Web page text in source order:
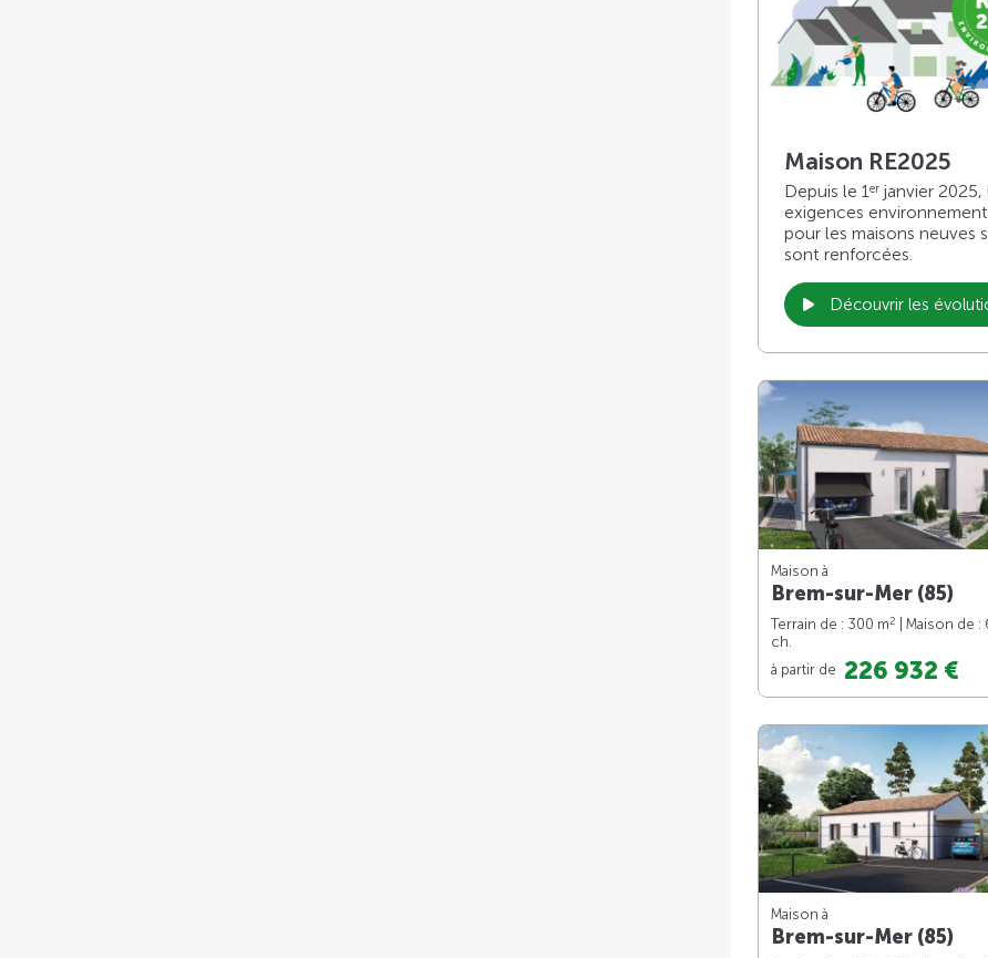
Maison RE2025
Depuis le 1 er janvier 2025,
exigences
pour les maisons neuves
sont renforcées.
Découvrir les
Maison à
Brem-sur-Mer (85)
Terrain de : 300 m2 | Maison de :
ch.
à partir de 226 932 €
Maison à
Brem-sur-Mer (85)